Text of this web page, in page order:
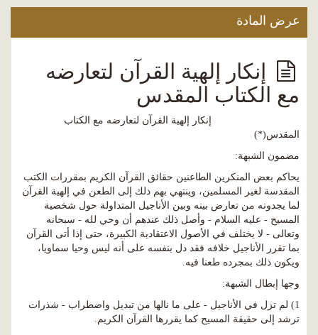
عرض المادة
إنكار إلهية القرآن لتعارضه
مع الكتاب المقدس
إنكار إلهية القرآن لتعارضه مع الكتاب
المقدس(*)
مضمون الشبهة:
يحاكم بعض المنكرين الطاعنين حقائق القرآن الكريم بمقررات الكتب
المقدسة لغير المسلمين، وينتهي بهم ذلك إلى الطعن في إلهية القرآن
لما يجدونه من تعارض بينه وبين الأناجيل المتداولة حول شخصية
المسيح - عليه السلام - وأصل ذلك عندهم أن وحي لله - سبحانه
وتعالى - لا يختلف في الأصول الاعتقادية الكبيرة، حتى إذا أتى القرآن
بما تقرر الأناجيل خلافه فقد دل بنفسه على أنه ليس وحيا سماويا،
ويكون ذلك بمجرده طعنا فيه.
وجها إبطال الشبهة:
1) لم تزل في الأناجيل - على ما نالها من تبديل واضطراب - شذرات
ترشد إلى حقيقة المسيح كما يقررها القرآن الكريم.